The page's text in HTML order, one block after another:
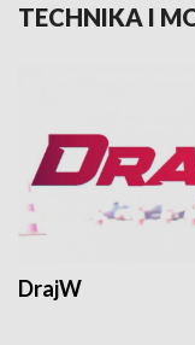
TECHNIKA I
DrajW